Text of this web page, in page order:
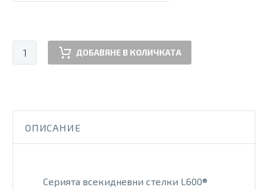
количество
за
ортопедични
стелки
ДОБАВЯНЕ В КОЛИЧКАТА
ОПИСАНИЕ
Серията всекидневни стелки L600®